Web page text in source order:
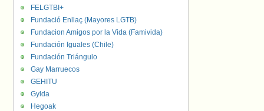
FELGTBI+
Fundació Enllaç (Mayores LGTB)
Fundacion Amigos por la Vida (Famivida)
Fundación Iguales (Chile)
Fundación Triángulo
Gay Marruecos
GEHITU
Gylda
Hegoak